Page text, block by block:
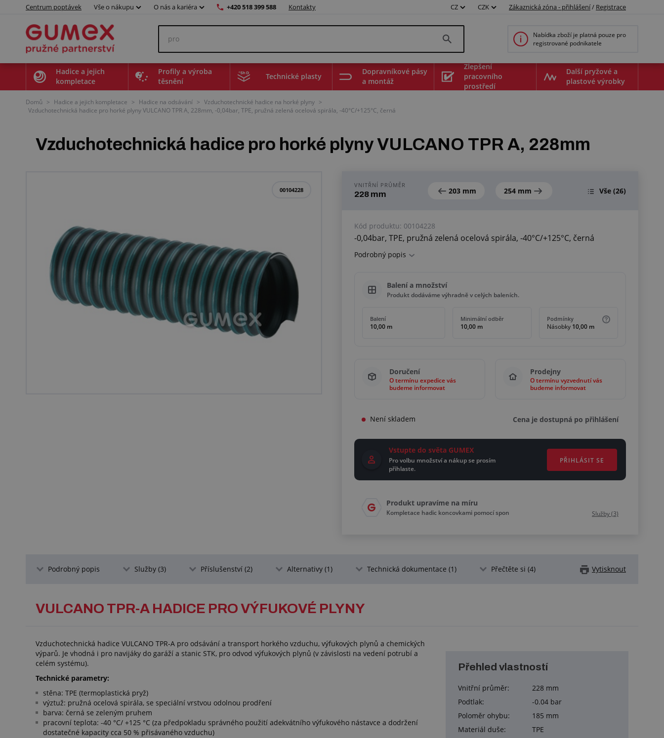
Centrum poptávek Vše o nákupu O nás a kariéra +420 518 399 588 Kontakty CZ CZK Zákaznická zóna - přihlášení/ Registrace
Nabídka zboží je platná pouze pro
registrované podnikatele
Hadice a jejich
kompletace
Profily a výroba
těsnění
Technické plasty
Dopravníkové pásy
a montáž
Zlepšení
pracovního
prostředí
Další pryžové a
plastové výrobky
Domů > Hadice a jejich kompletace > Hadice na odsávání > Vzduchotechnické hadice na horké plyny >
Vzduchotechnická hadice pro horké plyny VULCANO TPR A, 228mm, -0,04bar, TPE, pružná zelená ocelová spirála, -40°C/+125°C, černá
Vzduchotechnická hadice pro horké plyny VULCANO TPR A, 228mm
00104228
VNITŘNÍ PRŮMĚR
228 mm 203 mm 254 mm Vše (26)
Kód produktu: 00104228
-0,04bar, TPE, pružná zelená ocelová spirála, -40°C/+125°C, černá
Podrobný popis
Balení a množství
Produkt dodáváme výhradně v celých baleních.
Balení
10,00 m
Minimální odběr
10,00 m
Podmínky
Násobky 10,00 m
Doručení
O termínu expedice vás
budeme informovat
Prodejny
O termínu vyzvednutí vás
budeme informovat
Není skladem Cena je dostupná po přihlášení
Vstupte do světa GUMEX
Pro volbu množství a nákup se prosím
přihlaste.
PŘIHLÁSIT SE
Produkt upravíme na míru
Kompletace hadic koncovkami pomocí spon Služby (3)
Podrobný popis Služby (3) Příslušenství (2) Alternativy (1) Technická dokumentace (1) Přečtěte si (4) Vytisknout
VULCANO TPR-A HADICE PRO VÝFUKOVÉ PLYNY
Vzduchotechnická hadice VULCANO TPR-A pro odsávání a transport horkého vzduchu, výfukových plynů a chemických
výparů. Je vhodná i pro navijáky do garáží a stanic STK, pro odvod výfukových plynů (v závislosti na vedení potrubí a
celém systému).
Technické parametry:
stěna: TPE (termoplastická pryž)
výztuž: pružná ocelová spirála, se speciální vrstvou odolnou prodření
barva: černá se zeleným pruhem
pracovní teplota: -40 °C/ +125 °C (za předpokladu správného použití adekvátního výfukového nástavce a dodržení
dostatečné kapacity cca 50 % přisávaného vzduchu)
Přehled vlastností
Vnitřní průměr:
228 mm
Podtlak:
-0.04 bar
Poloměr ohybu:
185 mm
Materiál duše:
TPE